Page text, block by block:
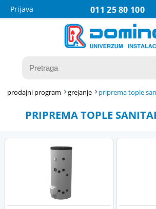
011 25 80 100
Prijava
prodajni program grejanje priprema tople
PRIPREMA TOPLE